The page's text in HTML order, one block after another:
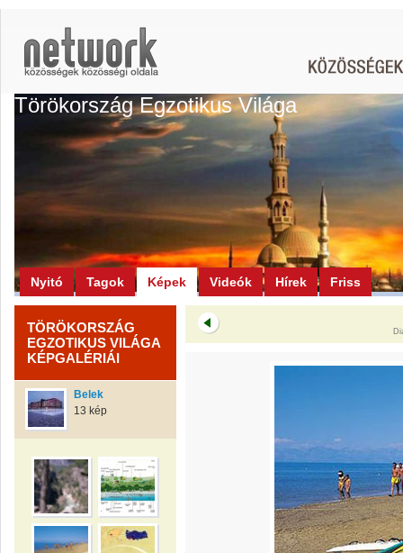
Törökország Egzotikus Világa
Nyitó Tagok Képek Videók Hírek Friss
TÖRÖKORSZÁG
EGZOTIKUS VILÁGA
KÉPGALÉRIÁI
Belek
13 kép